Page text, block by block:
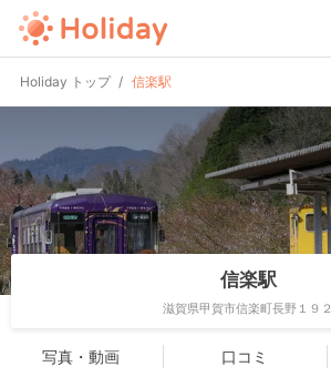
Holiday トップ 信楽駅
信楽駅
滋賀県甲賀市信楽町長野１９２
写真・動画 口コミ